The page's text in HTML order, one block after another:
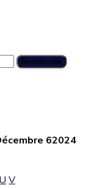
62024
U V